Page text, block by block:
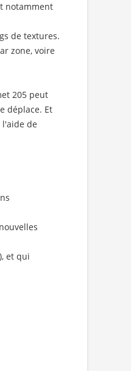
notamment
de textures.
zone, voire
205 peut
déplace. Et
de
et qui